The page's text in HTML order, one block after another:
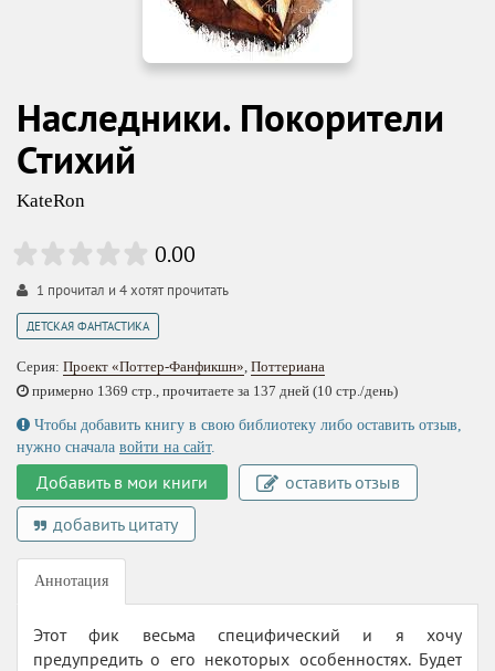
Наследники. Покорители
Стихий
KateRon
0.00
1 прочитал и 4хотят прочитать
ДЕТСКАЯ ФАНТАСТИКА
Серия: Проект «Поттер-Фанфикшн», Поттериана
примерно 1369 стр., прочитаете за 137 дней (10 стр./день)
Чтобы добавить книгу в свою библиотеку либо оставить отзыв,
нужно сначала войти на сайт.
Добавить в мои книги
оставить отзыв
добавить цитату
Аннотация
Этот фик весьма специфический и я хочу
предупредить о его некоторых особенностях. Будет